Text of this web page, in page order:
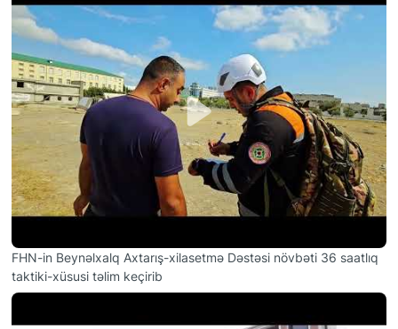
FHN-in Beynəlxalq Axtarış-xilasetmə Dəstəsi növbəti 36 saatlıq
taktiki-xüsusi təlim keçirib